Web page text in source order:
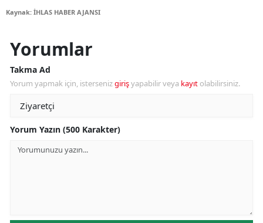
Kaynak: İHLAS HABER AJANSI
Yorumlar
Takma Ad
Yorum yapmak için, istersenizgirişyapabilir veya kayıt olabilirsiniz.
Yorum Yazın (500 Karakter)